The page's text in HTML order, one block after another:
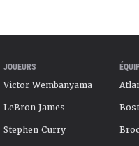
JOUEURS
Victor Wembanyama
LeBron James
Stephen Curry